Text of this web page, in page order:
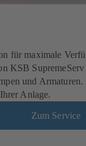
für maximale
KSB
und
Anlage.
Zum Service